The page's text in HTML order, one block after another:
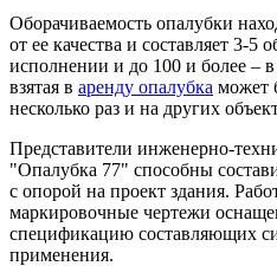
Оборачиваемость опалубки
от ее качества и составляет 3-5
исполнении и до 100 и более – в
взятая в аренду опалубка может
несколько раз и на других
Представители инженерно-
"Опалубка 77" способны
с опорой на проект здания.
маркировочные чертежи
спецификацию составляющих
применения.